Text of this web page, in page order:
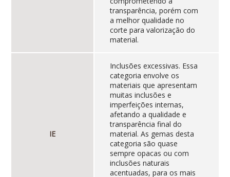
transparência, porém com
a melhor qualidade no
corte para valorização do
material.
IE
Inclusões excessivas. Essa
categoria envolve os
materiais que apresentam
muitas inclusões e
imperfeições internas,
afetando a qualidade e
transparência final do
material. As gemas desta
categoria são quase
sempre opacas ou com
inclusões naturais
acentuadas, para os mais